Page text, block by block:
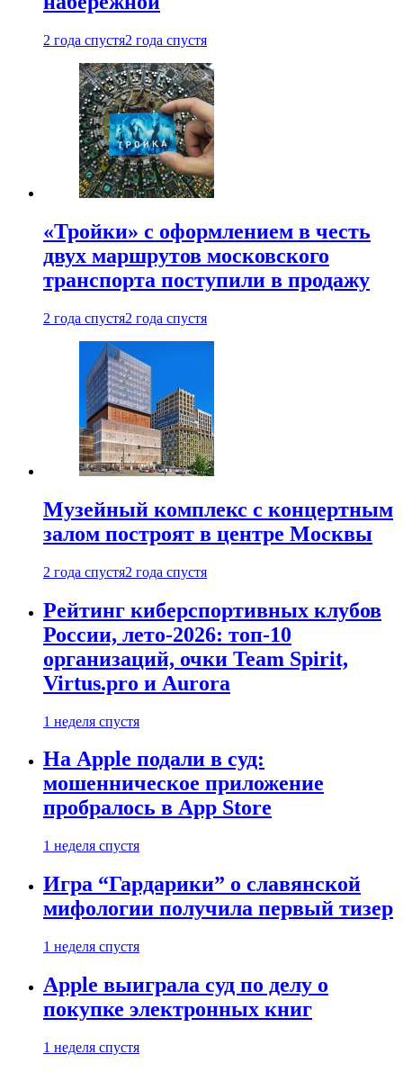
2 года спустя2 года спустя
«Тройки» с оформлением в честь
двух маршрутов московского
транспорта поступили в продажу
2 года спустя2 года спустя
Музейный комплекс с концертным
залом построят в центре Москвы
2 года спустя2 года спустя
Рейтинг киберспортивных клубов
России, лето-2026: топ-10
организаций, очки Team Spirit,
Virtus.pro и Aurora
1 неделя спустя
На Apple подали в суд:
мошенническое приложение
пробралось в App Store
1 неделя спустя
Игра “Гардарики” о славянской
мифологии получила первый тизер
1 неделя спустя
Apple выиграла суд по делу о
покупке электронных книг
1 неделя спустя